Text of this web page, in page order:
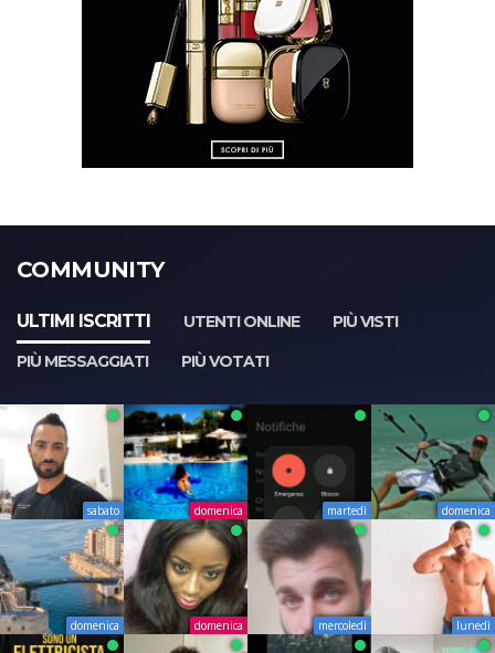
COMMUNITY
ULTIMI ISCRITTI UTENTI ONLINE
PIÙ VISTI
PIÙ MESSAGGIATI
PIÙ VOTATI
sabato domenica martedì domenica
domenica domenica mercoledì lunedì